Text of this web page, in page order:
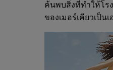
ค้นพบสิ่งที่ทำให้โร
ของเมอร์เคียวเป็น